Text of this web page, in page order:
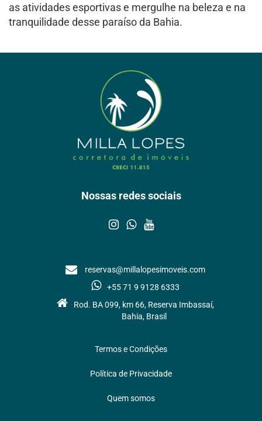
as atividades esportivas e mergulhe na beleza e na
tranquilidade desse paraíso da Bahia.
Nossas redes sociais
reservas@millalopesimoveis.com
+55 71 9 9128 6333
Rod. BA 099, km 66, Reserva Imbassaí,
Bahia, Brasil
Termos e Condições
Política de Privacidade
Quem somos